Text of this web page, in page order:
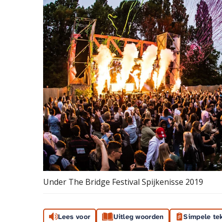
Under The Bridge Festival Spijkenisse 2019
Lees voor Uitleg woorden Simpele